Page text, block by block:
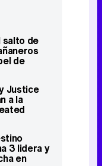
salto de
de
Justice
a la
3 lidera y
en